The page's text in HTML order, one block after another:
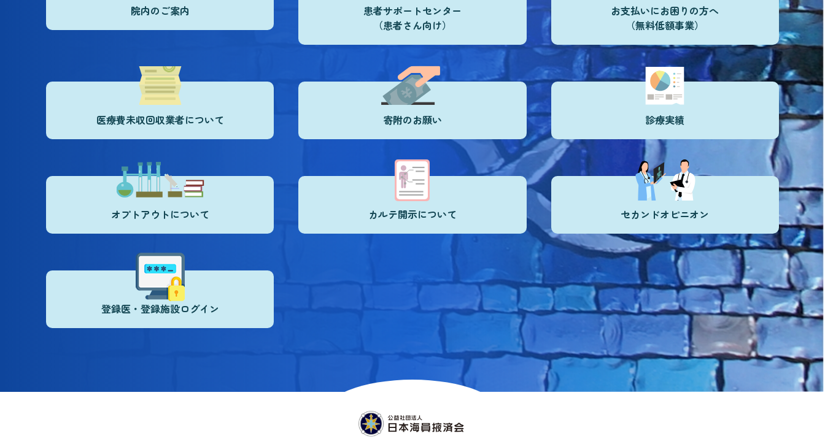
院内のご案内
患者サポートセンター
（患者さん向け）
お支払いにお困りの方へ
（無料低額事業）
医療費未収回収業者について 寄附のお願い 診療実績
オプトアウトについて カルテ開示について セカンドオピニオン
登録医・登録施設ログイン